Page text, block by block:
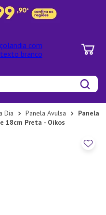
Dia Panela Avulsa
Panela
18cm Preta - Oikos